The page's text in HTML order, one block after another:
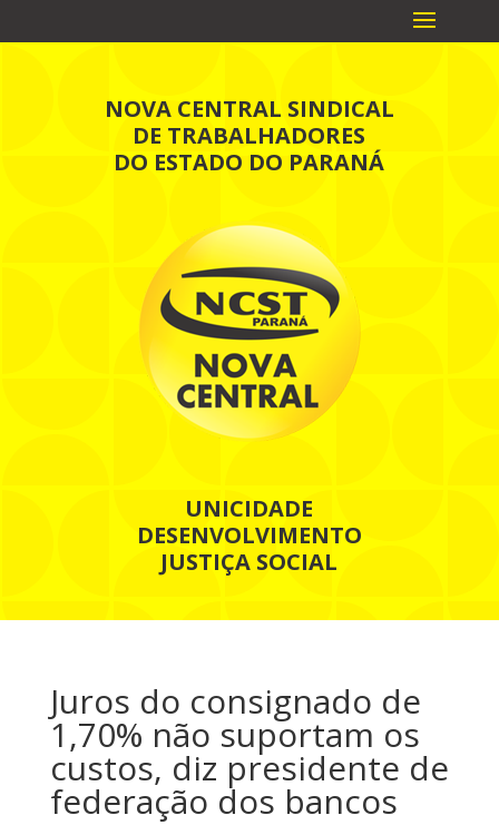
NOVA CENTRAL SINDICAL
DE TRABALHADORES
DO ESTADO DO PARANÁ
UNICIDADE
DESENVOLVIMENTO
JUSTIÇA SOCIAL
Juros do consignado de
1,70% não suportam os
custos, diz presidente de
federação dos bancos